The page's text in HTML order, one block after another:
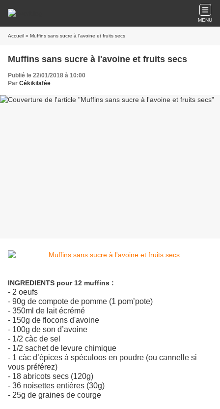
MENU
Accueil » Muffins sans sucre à l'avoine et fruits secs
Muffins sans sucre à l'avoine et fruits secs
Publié le 22/01/2018 à 10:00
Par Cékikilafée
INGREDIENTS pour 12 muffins :
- 2 oeufs
- 90g de compote de pomme (1 pom’pote)
- 350ml de lait écrémé
- 150g de flocons d'avoine
- 100g de son d’avoine
- 1/2 càc de sel
- 1/2 sachet de levure chimique
- 1 càc d’épices à spéculoos en poudre (ou cannelle si
vous préférez)
- 18 abricots secs (120g)
- 36 noisettes entières (30g)
- 25g de graines de courge